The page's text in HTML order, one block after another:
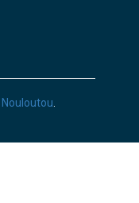
Nouloutou.